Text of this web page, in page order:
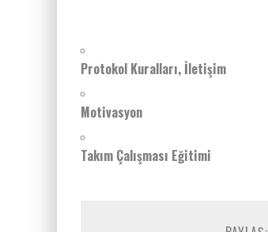
Protokol Kuralları, İletişim
Motivasyon
Takım Çalışması Eğitimi